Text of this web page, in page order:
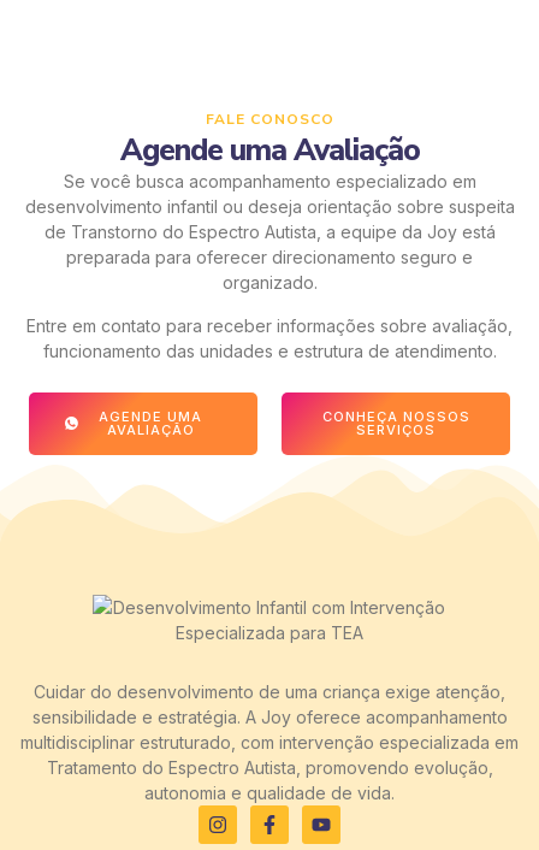
FALE CONOSCO
Agende uma Avaliação
Se você busca acompanhamento especializado em
desenvolvimento infantil ou deseja orientação sobre suspeita
de Transtorno do Espectro Autista, a equipe da Joy está
preparada para oferecer direcionamento seguro e
organizado.
Entre em contato para receber informações sobre avaliação,
funcionamento das unidades e estrutura de atendimento.
AGENDE UMA
AVALIAÇÃO
CONHEÇA NOSSOS
SERVIÇOS
Cuidar do desenvolvimento de uma criança exige atenção,
sensibilidade e estratégia. A Joy oferece acompanhamento
multidisciplinar estruturado, com intervenção especializada em
Tratamento do Espectro Autista, promovendo evolução,
autonomia e qualidade de vida.